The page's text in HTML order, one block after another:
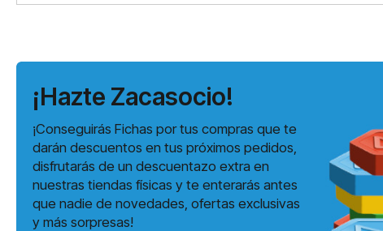
¡Hazte Zacasocio!
¡Conseguirás Fichas por tus compras que te
darán descuentos en tus próximos pedidos,
disfrutarás de un descuentazo extra en
nuestras tiendas físicas y te enterarás antes
que nadie de novedades, ofertas exclusivas
y más sorpresas!